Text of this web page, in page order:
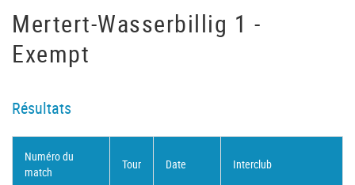
Mertert-Wasserbillig 1 -
Exempt
Résultats
Numéro du
match
Tour Date Interclub